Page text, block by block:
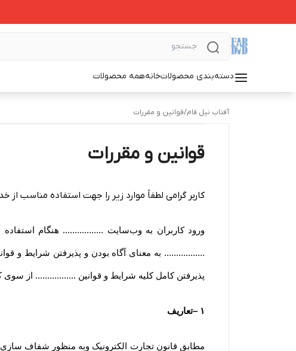
دسته‌بندی محصولاتخانههمه محصولات
آفتاب نیل فام/قوانین و مقررات
قوانین و مقررات
کاربر گرامی لطفاً موارد زیر را جهت استفاده مناسب
ورود کاربران به وب‏‌سایت ................. هنگام
................. به معنای آگاه بودن و پذیرفتن شرایط و
پذیرفتن کامل کلیه شرایط و قوانین ................. از سوی
۱ –تعاریف
مطابق قانون تجارت الکترونیک وبه منظور شفاف سازی